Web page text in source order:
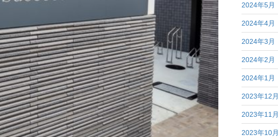
2024年5月
2024年4月
2024年3月
2024年2月
2024年1月
2023年12月
2023年11月
2023年10月